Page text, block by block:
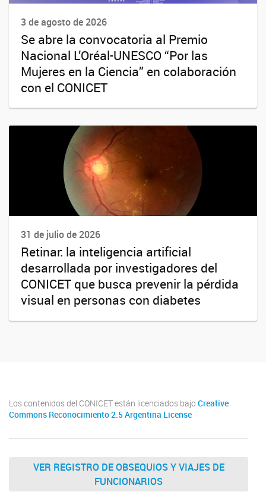
3 de agosto de 2026
Se abre la convocatoria al Premio
Nacional L’Oréal-UNESCO “Por las
Mujeres en la Ciencia” en colaboración
con el CONICET
31 de julio de 2026
Retinar: la inteligencia artificial
desarrollada por investigadores del
CONICET que busca prevenir la pérdida
visual en personas con diabetes
Los contenidos del CONICET están licenciados bajo Creative
Commons Reconocimiento 2.5 Argentina License
VER REGISTRO DE OBSEQUIOS Y VIAJES DE
FUNCIONARIOS